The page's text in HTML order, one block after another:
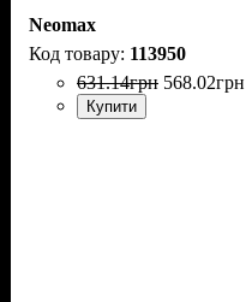
Neomax
113950
631.14грн 568.02грн
Купити